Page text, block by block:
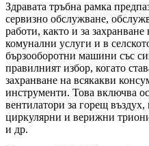
Здравата тръбна рамка
сервизно обслужване,
работи, както и за
комунални услуги и в
бързооборотни машини със
правилният избор, когато
захранване на всякакви
инструменти. Това включва
вентилатори за горещ
циркулярни и верижни
и др.